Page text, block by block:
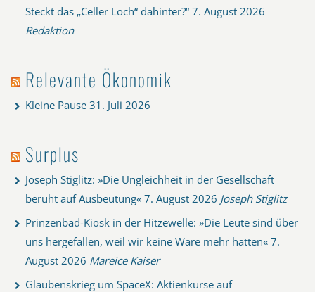
Steckt das „Celler Loch“ dahinter?“ 7. August 2026
Redaktion
Relevante Ökonomik
Kleine Pause 31. Juli 2026
Surplus
Joseph Stiglitz: »Die Ungleichheit in der Gesellschaft
beruht auf Ausbeutung« 7. August 2026 Joseph Stiglitz
Prinzenbad-Kiosk in der Hitzewelle: »Die Leute sind über
uns hergefallen, weil wir keine Ware mehr hatten« 7.
August 2026 Mareice Kaiser
Glaubenskrieg um SpaceX: Aktienkurse auf